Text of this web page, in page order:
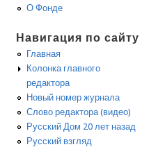
О Фонде
Навигация по сайту
Главная
Колонка главного
редактора
Новый номер журнала
Слово редактора (видео)
Русский Дом 20 лет назад
Русский взгляд